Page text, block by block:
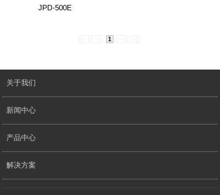
JPD-500E
1
关于我们
新闻中心
产品中心
解决方案